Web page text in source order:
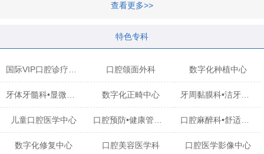
查看更多>>
特色专科
口腔颌面外科 数字化种植中心
数字化正畸中心 牙周黏膜科•洁牙中心
儿童口腔医学中心 口腔麻醉科•舒适化诊疗中心
数字化修复中心 口腔美容医学科 口腔医学影像中心